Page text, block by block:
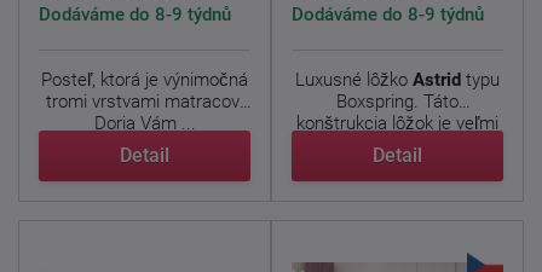
Dodáváme do 8-9 týdnů
Posteľ, ktorá je výnimočná
tromi vrstvami matracov.
Doria Vám ...
Detail
Dodáváme do 8-9 týdnů
Luxusné lôžko Astrid typu
Boxspring. Táto
konštrukcia lôžok je veľmi
...
Detail